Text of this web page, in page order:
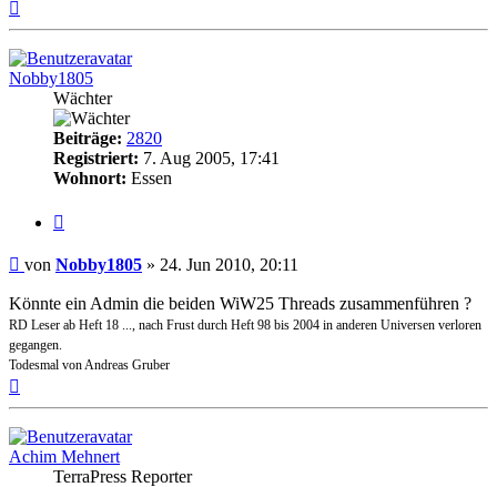
Nobby1805
Wächter
Beiträge: 2820
Registriert: 7. Aug 2005, 17:41
Wohnort: Essen
Beitrag
von Nobby1805 » 24. Jun 2010, 20:11
Könnte ein Admin die beiden WiW25 Threads zusammenführen ?
RD Leser ab Heft 18 ..., nach Frust durch Heft 98 bis 2004 in anderen Universen verloren
gegangen.
Todesmal von Andreas Gruber
Achim Mehnert
TerraPress Reporter